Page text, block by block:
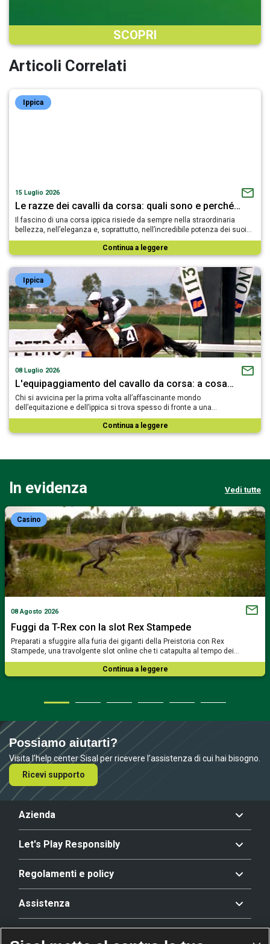
SCOPRI
Articoli Correlati
Ippica
15 Luglio 2026
Le razze dei cavalli da corsa: quali sono e perché…
Il fascino di una corsa ippica risiede da sempre nella straordinaria
bellezza, nell’eleganza e, soprattutto, nell’incredibile potenza dei suoi…
Continua a leggere
Ippica
08 Luglio 2026
L'equipaggiamento del cavallo da corsa: a cosa…
Chi si avvicina per la prima volta all’affascinante mondo
dell’equitazione e dell’ippica si trova spesso di fronte a una…
Continua a leggere
In evidenza Vedi tutte
Casino
08 Agosto 2026
Fuggi da T-Rex con la slot Rex Stampede
Preparati a sfuggire alla furia dei giganti della Preistoria con Rex
Stampede, una travolgente slot online che ti catapulta al tempo dei…
Continua a leggere
Possiamo aiutarti?
Visita l’help center Sisal per ricevere l’assistenza di cui hai bisogno.
Ricevi supporto
Azienda
Let's Play Responsibly
Regolamenti e policy
Assistenza